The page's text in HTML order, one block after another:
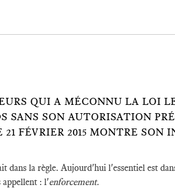
QUI A MÉCONNU LA LOI
SANS SON AUTORISATION
FÉVRIER 2015 MONTRE SON
dans la règle. Aujourd'hui l'essentiel est
appellent : l'enforcement.